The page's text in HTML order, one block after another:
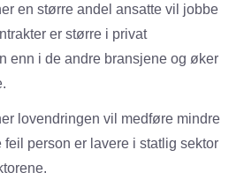
en større andel ansatte vil jobbe
er større i privat
enn i de andre bransjene og øker
lovendringen vil medføre mindre
feil person er lavere i statlig sektor